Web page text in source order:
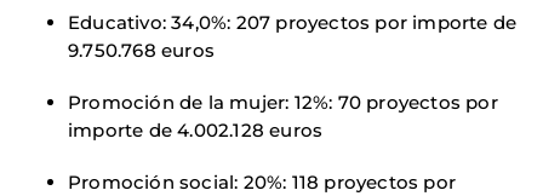
Educativo: 34,0%: 207 proyectos por importe de
9.750.768 euros
Promoción de la mujer: 12%: 70 proyectos por
importe de 4.002.128 euros
Promoción social: 20%: 118 proyectos por